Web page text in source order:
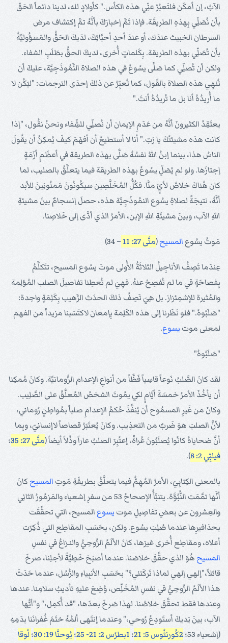
الآبُ، إن أمكَن فلتَعبُرْ عنِّي هذه الكأس." كأولادٍ لله، لدينا دائماً الحَقّ
بأن نُصَلِّي بِهذهِ الطريقَة. فإذا تَمَّ إخبارَكَ بأنَّهُ تمَّ إكتشاف مرض
السرطان الخبيث عندَك، أو عندَ أحدِ أحبَّائِكَ، لدَيكَ الحَقُّ والمَسؤُوليَّةُ
بأن تُصَلِّي بهذه الطريقة. بِكَلماتٍ أُخرى، لديكَ الحقُّ بطَلَبِ الشفاء.
ولكن أن تُصلِّي كما صَلَّى يسُوعُ في هذه الصلاة النَّمُوذَجِيَّة، عليكَ أن
تُنهِي هذه الصلاة بالقَول، كما تُعبِّرُ عن ذلكَ إحدَى الترجمات: "ليَكُن لا
ما أُريدُهُ أنا بل ما تُريدُهُ أنتَ."
يعتَقِدُ الكثيرونَ أنَّهُ من عَدَمِ الإيمان أن نُصلِّي للشِّفاء ونحنُ نقُول، "إذا
كانت هذه مشيئتُكَ يا رَبّ." أنا لا أستطيعُ أن أفهَمَ كيفَ يُمكِنُ أن يقُولَ
الناسُ هذا، بينما إبنُ اللهُ نفسُهُ صَلَّى بهذه الطريقة في أعظَمِ أزَمَةٍ
إجتازَها. ولو لم يُصَلِّ يسُوعُ بهذه الطريقة فيما يتعلَّقُ بالصليب، لما
كان هُناكَ خلاصٌ لأيٍّ منَّا. فكُلُّ المُخَلَّصِين سيكُونُونَ مَمنُونِينَ للأبد
أنَّهُ، نتيجَةً لصلاةِ يسُوع النمُوذَجِيَّة هذه، حصلَ إنسجامٌ بينَ مشيئةِ
اللهِ الآب، وبينَ مشيئَةِ اللهِ الإبن، الأمرُ الذي أدَّى إلى خَلاصِنا.
مَوتُ يسُوع المسيح(متَّى 27: 11 – 34)
عِندَما تَصِفُ الأناجِيلُ الثلاثَةُ الأُولى موتَ يسُوع المسيح، تتَكلَّمُ
بِفصاحَةٍ في ما لم تُفصِحْ عنهُ. فهِيَ لم تُعطِنا تفاصيلَ الصلب المُؤلِمة
والمُثيرة للإشمِئزاز. بل هِيَ تَصِفُ ذلكَ الحدَث الرَّهيب بِكَلِمَةٍ واحِدة:
"صَلَبُوهُ." فلو نَظَرنا إلى هذه الكَلِمة بِإمعان لاكتَسَبنا مزيداً من الفهم
لمعنى موت يسوع.
"صَلَبُوهُ"
لقد كانَ الصَّلبُ نَوعاً قاسِياً فَظَّاً من أنواعِ الإعدام الرُّومانيَّة. وكانَ مُمكِنا
أن يأخُذَ الأمرُ خمسَةَ أيَّامٍ لكي يمُوتَ الشخصُ المُعلَّقُ على الصَّلِيب.
وكانَ من غَيرِ المسمُوح أن يُنفَّذَ حُكمُ الإعدامِ صلباً بمُواطِنٍ رُوماني،
لأنَّ الصلبَ هوَ ضَربٌ من التعذِيب. وكانَ يُعتَبَرُ قصاصاً لاإنسانيّ، وبِما
أنَّ ضحاياهُ كانُوا يُصلَبُونَ عُراةً، إعتُبِرَ الصلبُ عاراً وذُلاً أيضاً (متَّى 27: 35
؛
فيلبِّي 2: 8
).
بالمعنى الكِتابِيّ، الأمرُ المُهِمُّ فيما يتعلَّقُ بطريقَةِ مَوتِ المسيح كانَ
أنَّها تمَّمَت النُّبُوَّة. يتنبَّأُ الإصحاحُ 53 من سفرِ إشعياء والمَزمُورُ الثانِي
والعِشرون عن بعضِ تفاصِيلِ موت يسوع المسيح، التي تحقَّقَت
بحذافيرِها عندما صُلِبَ يسُوع. ولكن، بحَسَبِ المقاطِع التي ذُكِرَت
أعلاه، ومقاطِع أُخرى غيرَها، كانَ الألَمُ الرُّوحِيُّ والنـزاعُ في نفسِ
المسيح هُوَ الذي حقَّقَ خلاصَنا. عندما أصبَحَ خَطِيَّةً لأجلِنا، صرخَ
قائلاً،"إلهي إلهي لماذا تَركَتني؟" بحَسَبِ الأنبِياءِ والرُّسُل، عندما حَدَثَ
هذا الألَمُ الرُّوحِيُّ في نفسِ المُخَلِّص، وُضِعَ عليهِ تأديبُ سلامِنا. عندها
وعندها فقط تحقَّقَ خلاصُنا. لهذا صَرخَ بعدَها، "قد أُكمِل،" و"أيُّها
الآب، بينَ يَديكَ أستَودِعُ رُوحي،" وعندما إنتَهى ألمُهُ ختَمَ غُفرانَنا بدَمِهِ
(إشعياء 53؛
2كُورنثُوس 5: 21 ؛ 1بطرُس 2: 21- 25 ؛ يُوحنَّا 19: 30 ؛ لُوقا